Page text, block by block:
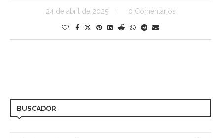
24 de abril de 2025 0 Comentarios
BUSCADOR